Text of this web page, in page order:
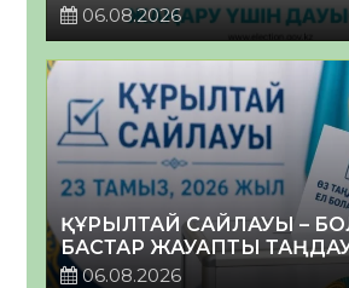
06.08.2026
ҚҰРЫЛТАЙ САЙЛАУЫ –
БАСТАР ЖАУАПТЫ
06.08.2026